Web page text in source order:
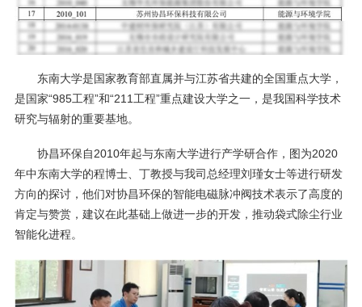
东南大学是国家教育部直属并与江苏省共建的全国重点大学，
是国家“985工程”和“211工程”重点建设大学之一，是我国科学技术
研究与辐射的重要基地。
协昌环保自2010年起与东南大学进行产学研合作，图为2020
年中东南大学的程博士、丁教授与我司总经理刘瑾女士等进行研发
方向的探讨，他们对协昌环保的智能电磁脉冲阀技术表示了高度的
肯定与赞赏，建议在此基础上做进一步的开发，推动袋式除尘行业
智能化进程。